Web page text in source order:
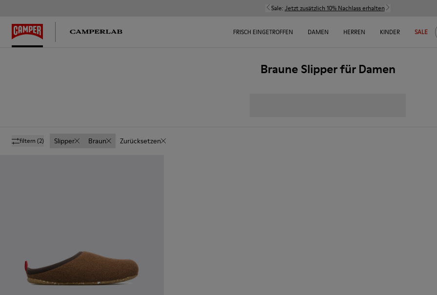
Sale: Jetzt zusätzlich 10% Nachlass erhalten
FRISCH EINGETROFFEN DAMEN HERREN KINDER SALE
Braune Slipper für Damen
filtern (2) Slipper Braun Zurücksetzen